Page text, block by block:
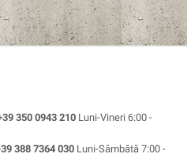
350 0943 210 Luni-Vineri 6:00 -
388 7364 030 Luni-Sâmbătă 7:00 -